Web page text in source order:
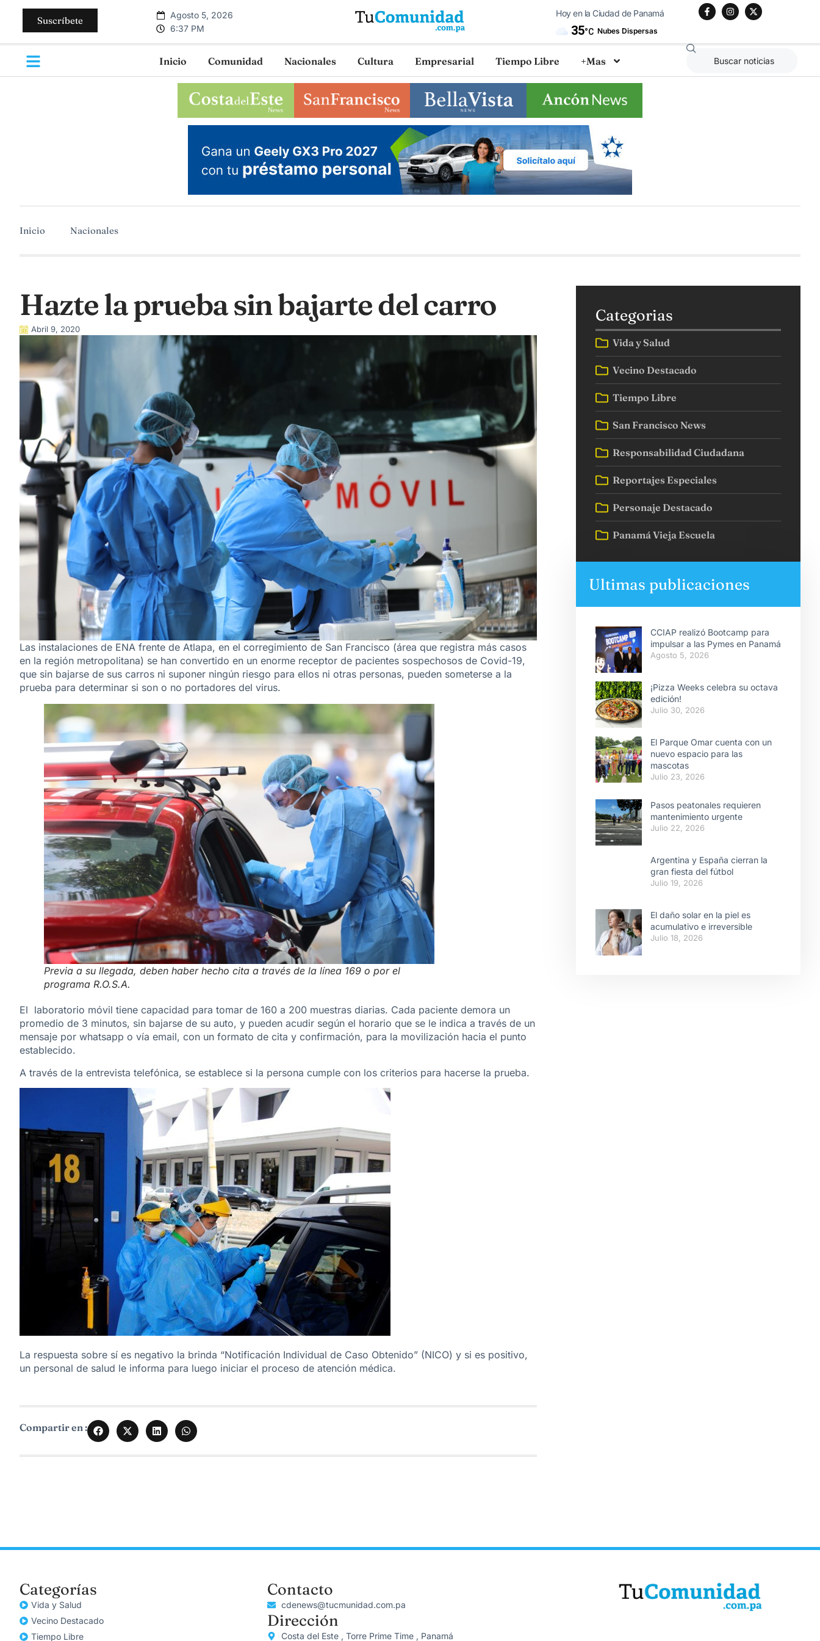
Suscríbete
Agosto 5, 2026
6:37 PM
Hoy en la Ciudad de Panamá
35°C Nubes Dispersas
Inicio Comunidad Nacionales Cultura Empresarial Tiempo Libre +Mas
Inicio Nacionales
Hazte la prueba sin bajarte del carro
Abril 9, 2020
Las instalaciones de ENA frente de Atlapa, en el corregimiento de San Francisco (área que registra más casos
en la región metropolitana) se han convertido en un enorme receptor de pacientes sospechosos de Covid-19,
que sin bajarse de sus carros ni suponer ningún riesgo para ellos ni otras personas, pueden someterse a la
prueba para determinar si son o no portadores del virus.
Previa a su llegada, deben haber hecho cita a través de la línea 169 o por el
programa R.O.S.A.
El laboratorio móvil tiene capacidad para tomar de 160 a 200 muestras diarias. Cada paciente demora un
promedio de 3 minutos, sin bajarse de su auto, y pueden acudir según el horario que se le indica a través de un
mensaje por whatsapp o vía email, con un formato de cita y confirmación, para la movilización hacia el punto
establecido.
A través de la entrevista telefónica, se establece si la persona cumple con los criterios para hacerse la prueba.
La respuesta sobre sí es negativo la brinda “Notificación Individual de Caso Obtenido” (NICO) y si es positivo,
un personal de salud le informa para luego iniciar el proceso de atención médica.
Compartir en :
Categorias
Vida y Salud
Vecino Destacado
Tiempo Libre
San Francisco News
Responsabilidad Ciudadana
Reportajes Especiales
Personaje Destacado
Panamá Vieja Escuela
Ultimas publicaciones
CCIAP realizó Bootcamp para
impulsar a las Pymes en Panamá
Agosto 5, 2026
¡Pizza Weeks celebra su octava
edición!
Julio 30, 2026
El Parque Omar cuenta con un
nuevo espacio para las
mascotas
Julio 23, 2026
Pasos peatonales requieren
mantenimiento urgente
Julio 22, 2026
Argentina y España cierran la
gran fiesta del fútbol
Julio 19, 2026
El daño solar en la piel es
acumulativo e irreversible
Julio 18, 2026
Categorías
Vida y Salud
Vecino Destacado
Tiempo Libre
Contacto
cdenews@tucmunidad.com.pa
Dirección
Costa del Este , Torre Prime Time , Panamá